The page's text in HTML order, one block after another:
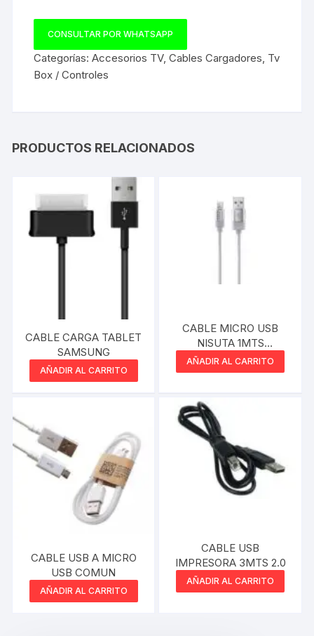
CONSULTAR POR WHATSAPP
Categorías:Accesorios TV,Cables Cargadores, Tv
Box / Controles
PRODUCTOS RELACIONADOS
CABLE CARGA TABLET
SAMSUNG
AÑADIR AL CARRITO
CABLE MICRO USB
NISUTA 1MTS
REFORZADO
AÑADIR AL CARRITO
CABLE USB A MICRO
USB COMUN
AÑADIR AL CARRITO
CABLE USB
IMPRESORA 3MTS 2.0
AÑADIR AL CARRITO